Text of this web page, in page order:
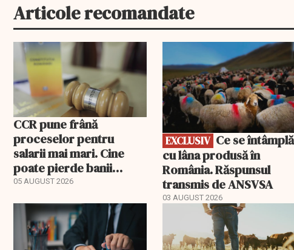
Articole recomandate
CCR pune frână
proceselor pentru
salarii mai mari. Cine
poate pierde banii
ceruți statului
05 AUGUST 2026
EXCLUSIV
EXCLUSIV
cu lâna produsă în
România. Răspunsul
transmis de ANSVSA
03 AUGUST 2026